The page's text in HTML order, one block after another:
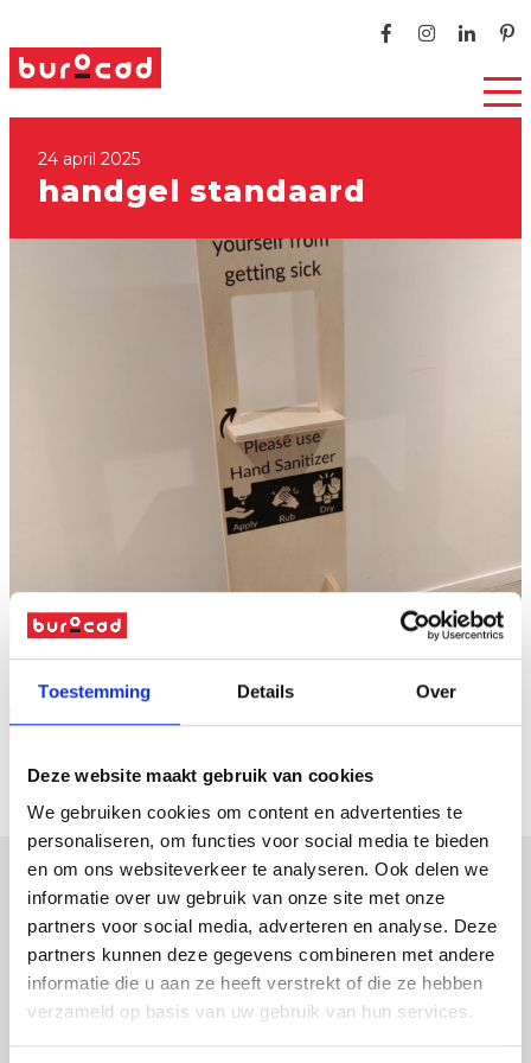
Toestemming Details Over
Deze website maakt gebruik van cookies
We gebruiken cookies om content en advertenties te
personaliseren, om functies voor social media te bieden
en om ons websiteverkeer te analyseren. Ook delen we
informatie over uw gebruik van onze site met onze
partners voor social media, adverteren en analyse. Deze
partners kunnen deze gegevens combineren met andere
informatie die u aan ze heeft verstrekt of die ze hebben
verzameld op basis van uw gebruik van hun services.
24 april 2025
handgel standaard
Naar overzicht
Vraag offerte
verpakkingen
displays
promotiemateriaal